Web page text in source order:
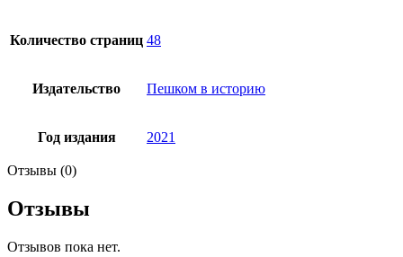
Количество страниц 48
Издательство Пешком в историю
Год издания 2021
Отзывы (0)
Отзывы
Отзывов пока нет.